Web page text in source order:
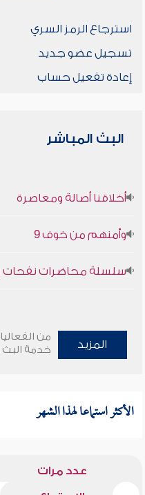
استرجاع الرمز السري
تسجيل عضو جديد
إعادة تفعيل حساب
البث المباشر
أخلاقنا أصالة ومعاصرة
وأمنهم من خوف 9
سلسلة محاضرات نفحات
المزيد
من
خدمة البث
الأكثر استماعا لهذا الشهر
عدد مرات